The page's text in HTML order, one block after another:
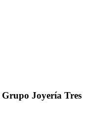
Grupo Joyería Tres